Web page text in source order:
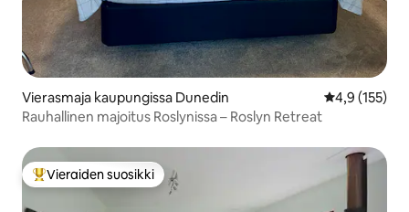
Vierasmaja kaupungissa Dunedin
4,9 (155)
Rauhallinen majoitus Roslynissa – Roslyn Retreat
Vieraiden suosikkien parhaimmistoa
Vieraiden suosikki